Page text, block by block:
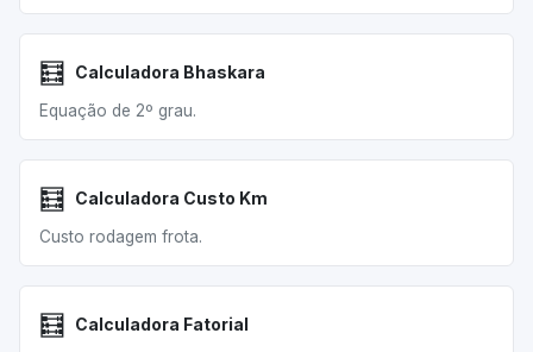
🧮 Calculadora Bhaskara
Equação de 2º grau.
🧮 Calculadora Custo Km
Custo rodagem frota.
🧮 Calculadora Fatorial